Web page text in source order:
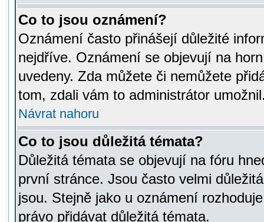
Co to jsou oznámení?
Oznámení často přinášejí důležité
nejdříve. Oznámení se objevují na
uvedeny. Zda můžete či nemůžete
tom, zdali vám to administrátor
Návrat nahoru
Co to jsou důležitá témata?
Důležitá témata se objevují na fóru
první stránce. Jsou často velmi
jsou. Stejně jako u oznámení
právo přidávat důležitá témata.